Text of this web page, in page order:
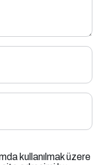
kullanılmak üzere